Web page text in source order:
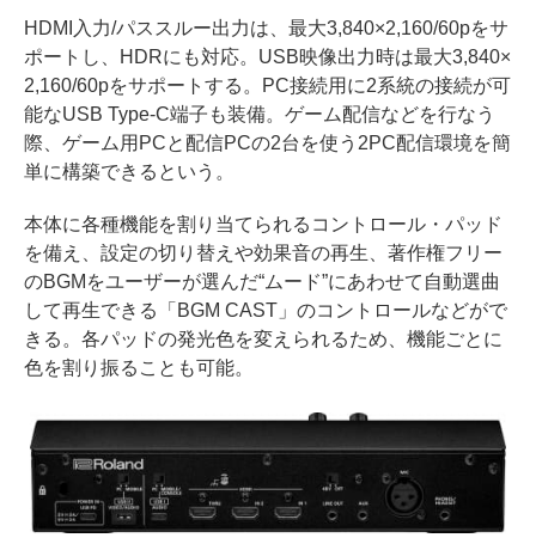
HDMI入力/パススルー出力は、最大3,840×2,160/60pをサ
ポートし、HDRにも対応。USB映像出力時は最大3,840×
2,160/60pをサポートする。PC接続用に2系統の接続が可
能なUSB Type-C端子も装備。ゲーム配信などを行なう
際、ゲーム用PCと配信PCの2台を使う2PC配信環境を簡
単に構築できるという。
本体に各種機能を割り当てられるコントロール・パッド
を備え、設定の切り替えや効果音の再生、著作権フリー
のBGMをユーザーが選んだ“ムード”にあわせて自動選曲
して再生できる「BGM CAST」のコントロールなどがで
きる。各パッドの発光色を変えられるため、機能ごとに
色を割り振ることも可能。